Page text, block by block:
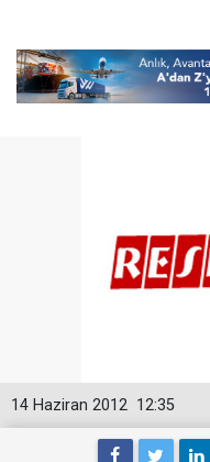
12:35
14 Haziran 2012